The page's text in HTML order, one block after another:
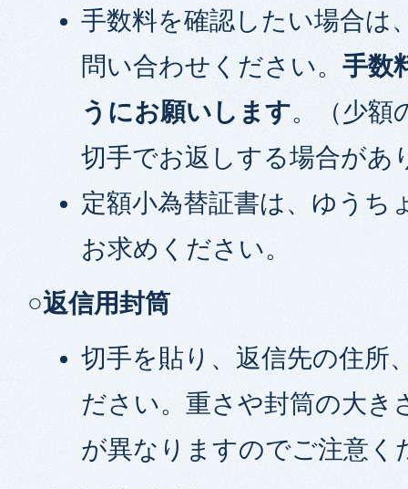
手数料を確認したい場合は
問い合わせください。手数
うにお願いします。（少額
切手でお返しする場合があ
定額小為替証書は、ゆうち
お求めください。
○返信用封筒
切手を貼り、返信先の住所
ださい。重さや封筒の大き
が異なりますのでご注意く